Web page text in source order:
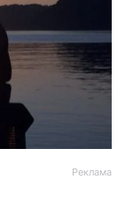
Реклама